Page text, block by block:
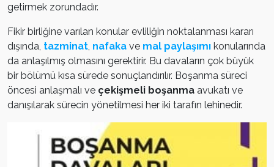
getirmek zorundadır.
Fikir birliğine varılan konular evliliğin noktalanması kararı
dışında, tazminat nafaka ve mal paylaşımı konularında
da anlaşılmış olmasını gerektirir. Bu davaların çok büyük
bir bölümü kısa sürede sonuçlandırılır. Boşanma süreci
öncesi anlaşmalı ve çekişmeli boşanma avukatı ve
danışılarak sürecin yönetilmesi her iki tarafın lehinedir.